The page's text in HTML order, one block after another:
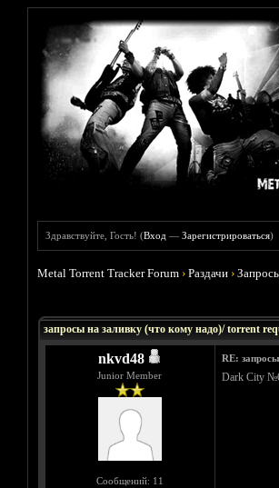
Здравствуйте, Гость! (Вход —Зарегистрироваться)
Metal Torrent Tracker Forum ›Раздачи ›
запросы на заливку (что кому надо)/ torrent
nkvd48
Junior Member
Сообщений: 11
RE:
Dark City